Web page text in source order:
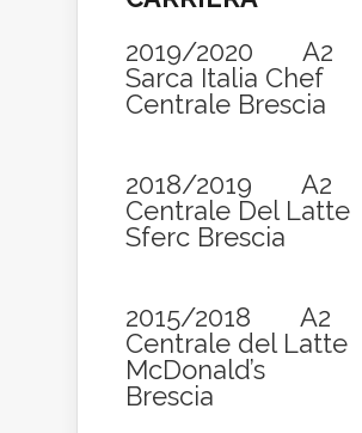
2019/2020 A2
Sarca Italia Chef
Centrale Brescia
2018/2019 A2
Centrale Del Latte
Sferc Brescia
2015/2018 A2
Centrale del Latte
McDonald’s
Brescia